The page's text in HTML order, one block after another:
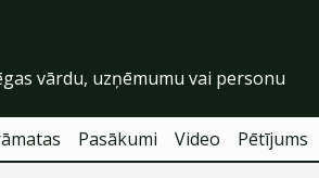
Pasākumi Video Pētījums